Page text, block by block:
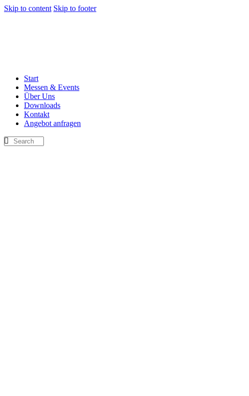
Skip to content Skip to footer
Start
Messen & Events
Über Uns
Downloads
Kontakt
Angebot anfragen